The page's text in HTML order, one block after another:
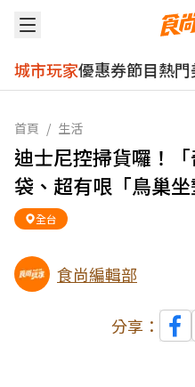
城市玩家優惠券節目熱門
首頁 / 生活
迪士尼控掃貨囉！
袋、超有哏「鳥巢
全台
食尚編輯部
分享：